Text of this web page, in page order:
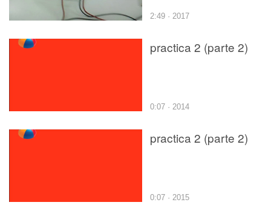
2:49 · 2017
practica 2 (parte 2)
0:07 · 2014
practica 2 (parte 2)
0:07 · 2015